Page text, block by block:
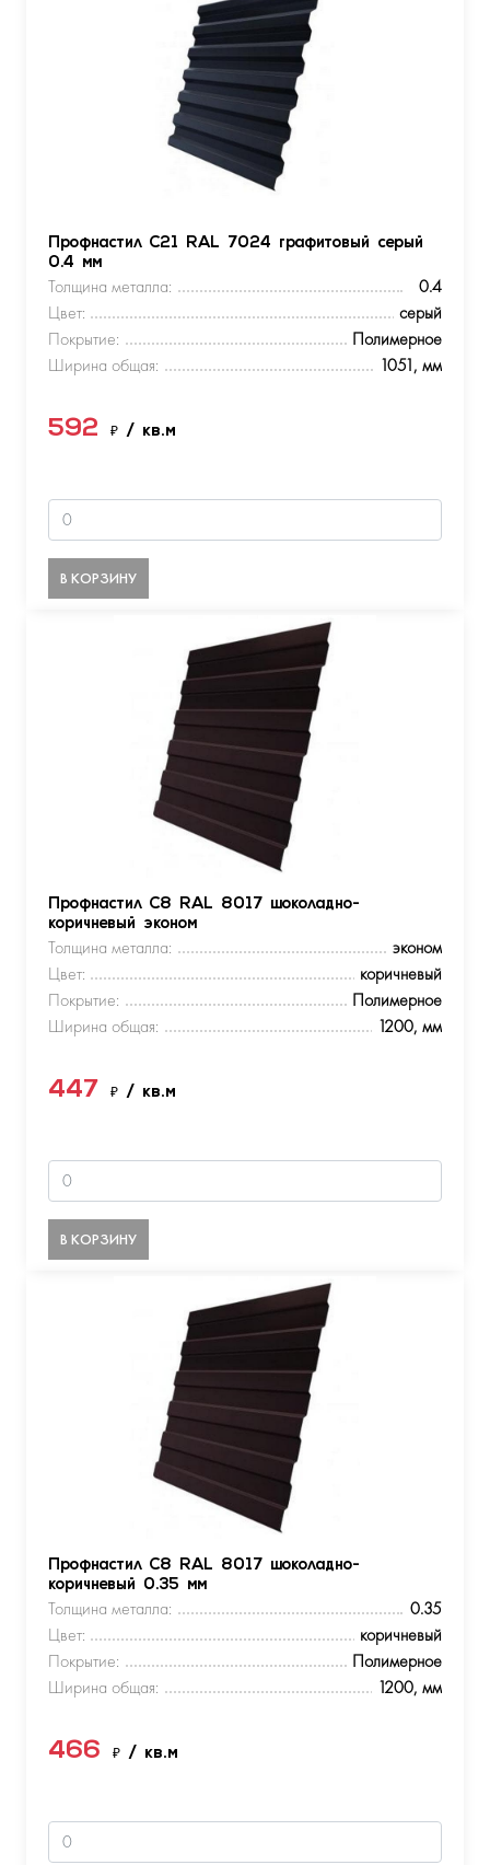
Профнастил С21 RAL 7024 графитовый серый
0.4 мм
Толщина металла:
0.4
Цвет:
серый
Покрытие:
Полимерное
Ширина общая:
1051, мм
592 ₽ / кв.м
В КОРЗИНУ
Профнастил С8 RAL 8017 шоколадно-
коричневый эконом
Толщина металла:
эконом
Цвет:
коричневый
Покрытие:
Полимерное
Ширина общая:
1200, мм
447 ₽ / кв.м
В КОРЗИНУ
Профнастил С8 RAL 8017 шоколадно-
коричневый 0.35 мм
Толщина металла:
0.35
Цвет:
коричневый
Покрытие:
Полимерное
Ширина общая:
1200, мм
466 ₽ / кв.м